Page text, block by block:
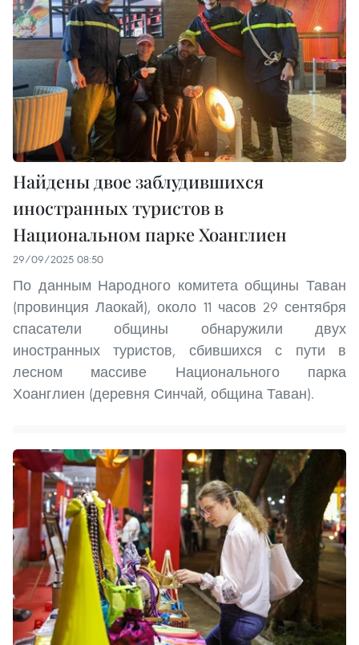
Найдены двое заблудившихся
иностранных туристов в
Национальном парке Хоанглиен
29/09/2025 08:50
По данным Народного комитета общины Таван
(провинция Лаокай), около 11 часов 29 сентября
спасатели общины обнаружили двух
иностранных туристов, сбившихся с пути в
лесном массиве Национального парка
Хоанглиен (деревня Синчай, община Таван).